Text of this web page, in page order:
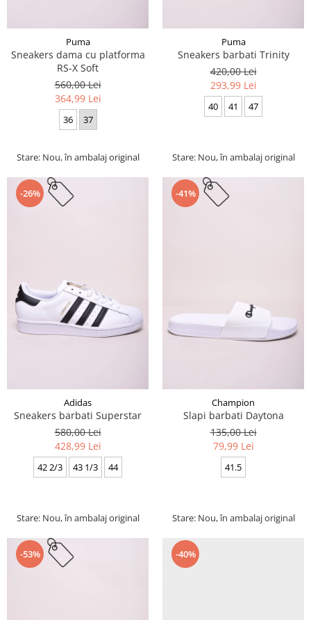
Puma
Sneakers dama cu platforma
RS-X Soft
560,00 Lei
364,99 Lei
36 37
Stare: Nou, în ambalaj original
Puma
Sneakers barbati Trinity
420,00 Lei
293,99 Lei
40 41 47
Stare: Nou, în ambalaj original
-26%
Adidas
Sneakers barbati Superstar
580,00 Lei
428,99 Lei
42 2/3 43 1/3 44
Stare: Nou, în ambalaj original
-41%
Champion
Slapi barbati Daytona
135,00 Lei
79,99 Lei
41.5
Stare: Nou, în ambalaj original
-53% -40%